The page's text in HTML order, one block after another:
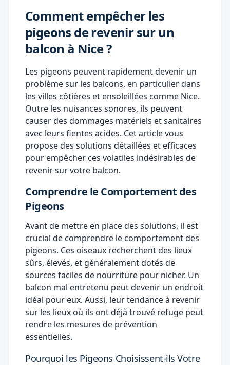
Comment empêcher les
pigeons de revenir sur un
balcon à Nice ?
Les pigeons peuvent rapidement devenir un
problème sur les balcons, en particulier dans
les villes côtières et ensoleillées comme Nice.
Outre les nuisances sonores, ils peuvent
causer des dommages matériels et sanitaires
avec leurs fientes acides. Cet article vous
propose des solutions détaillées et efficaces
pour empêcher ces volatiles indésirables de
revenir sur votre balcon.
Comprendre le Comportement des
Pigeons
Avant de mettre en place des solutions, il est
crucial de comprendre le comportement des
pigeons. Ces oiseaux recherchent des lieux
sûrs, élevés, et généralement dotés de
sources faciles de nourriture pour nicher. Un
balcon mal entretenu peut devenir un endroit
idéal pour eux. Aussi, leur tendance à revenir
sur les lieux où ils ont déjà trouvé refuge peut
rendre les mesures de prévention
essentielles.
Pourquoi les Pigeons Choisissent-ils Votre